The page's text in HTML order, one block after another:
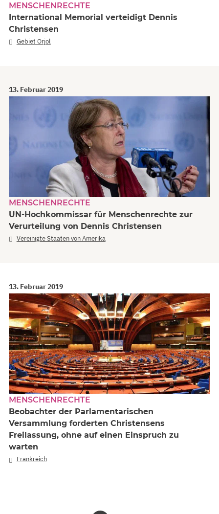
MENSCHENRECHTE
International Memorial verteidigt Dennis
Christensen
Gebiet Orjol
13. Februar 2019
MENSCHENRECHTE
UN-Hochkommissar für Menschenrechte zur
Verurteilung von Dennis Christensen
Vereinigte Staaten von Amerika
13. Februar 2019
MENSCHENRECHTE
Beobachter der Parlamentarischen
Versammlung forderten Christensens
Freilassung, ohne auf einen Einspruch zu
warten
Frankreich